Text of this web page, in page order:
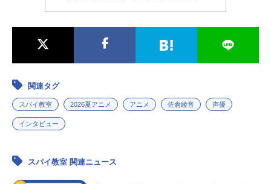
関連タグ
スパイ教室 2026夏アニメ アニメ 佐倉綾音 声優
インタビュー
スパイ教室 関連ニュース